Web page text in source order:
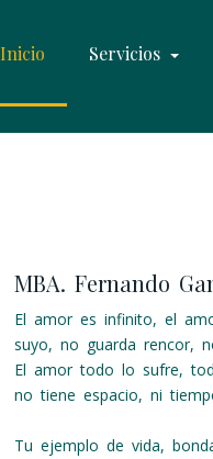
Inicio Servicios
MBA. Fernando
El amor es infinito, el
suyo, no guarda rencor,
El amor todo lo sufre,
no tiene espacio, ni
Tu ejemplo de vida,